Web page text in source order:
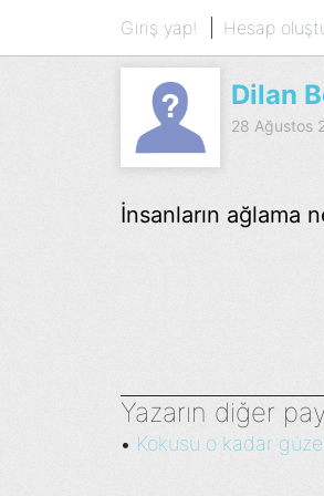
Giriş yap! Hesap
Dilan
28 Ağustos
İnsanların ağlama
Yazarın diğer
• Kokusu o kadar